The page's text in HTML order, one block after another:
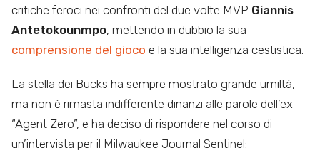
critiche feroci nei confronti del due volte MVP Giannis
Antetokounmpo, mettendo in dubbio la sua
comprensione del gioco e la sua intelligenza cestistica.
La stella dei Bucks ha sempre mostrato grande umiltà,
ma non è rimasta indifferente dinanzi alle parole dell’ex
“Agent Zero”, e ha deciso di rispondere nel corso di
un’intervista per il Milwaukee Journal Sentinel: